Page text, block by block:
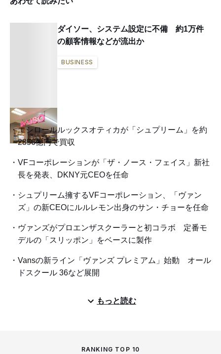
ダイソー、システム設定に不備 約1万件
の顧客情報などが流出か
BUSINESS
エシロールルックスオティカが「シュプリーム」を約
2356億円で買収
VFコーポレーションが「ザ・ノース・フェイス」新社
長を発表、DKNY元CEOを任命
シュプリーム擁するVFコーポレーション、「ヴァン
ズ」の新CEOにルルレモン出身のサン・チョーを任命
ヴァンズがプロエンザスクーラーと初コラボ 定番モ
デルの「スリッポン」をベースに製作
Vansの新ライン「ヴァンズ プレミアム」始動 オール
ドスクール 36など展開
もっと読む
RANKING TOP 10